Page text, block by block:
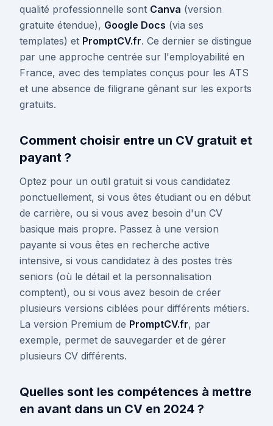
qualité professionnelle sont Canva (version
gratuite étendue), Google Docs (via ses
templates) et PromptCV.fr. Ce dernier se distingue
par une approche centrée sur l'employabilité en
France, avec des templates conçus pour les ATS
et une absence de filigrane gênant sur les exports
gratuits.
Comment choisir entre un CV gratuit et
payant ?
Optez pour un outil gratuit si vous candidatez
ponctuellement, si vous êtes étudiant ou en début
de carrière, ou si vous avez besoin d'un CV
basique mais propre. Passez à une version
payante si vous êtes en recherche active
intensive, si vous candidatez à des postes très
seniors (où le détail et la personnalisation
comptent), ou si vous avez besoin de créer
plusieurs versions ciblées pour différents métiers.
La version Premium de PromptCV.fr, par
exemple, permet de sauvegarder et de gérer
plusieurs CV différents.
Quelles sont les compétences à mettre
en avant dans un CV en 2024 ?